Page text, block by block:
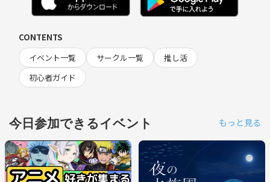
CONTENTS
イベント一覧
サークル一覧
推し活
初心者ガイド
今日参加できるイベント もっと見る